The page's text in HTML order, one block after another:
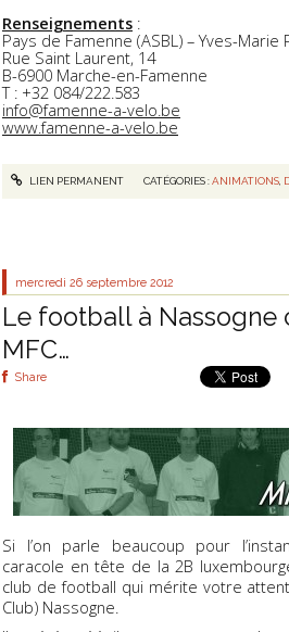
Renseignements :
Pays de Famenne (ASBL) – Yves-Marie
Rue Saint Laurent, 14
B-6900 Marche-en-Famenne
T : +32 084/222.583
info@famenne-a-velo.be
www.famenne-a-velo.be
LIEN PERMANENT CATÉGORIES :ANIMATIONS,
mercredi 26 septembre 2012
Le football à Nassogne
MFC…
Share
Si l’on parle beaucoup pour
caracole en tête de la 2B
club de football qui mérite votre
Club) Nassogne.